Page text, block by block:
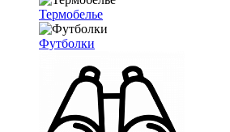
Термобелье
Футболки